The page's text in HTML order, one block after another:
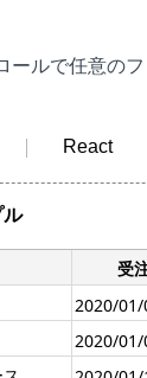
ールで任意の
React